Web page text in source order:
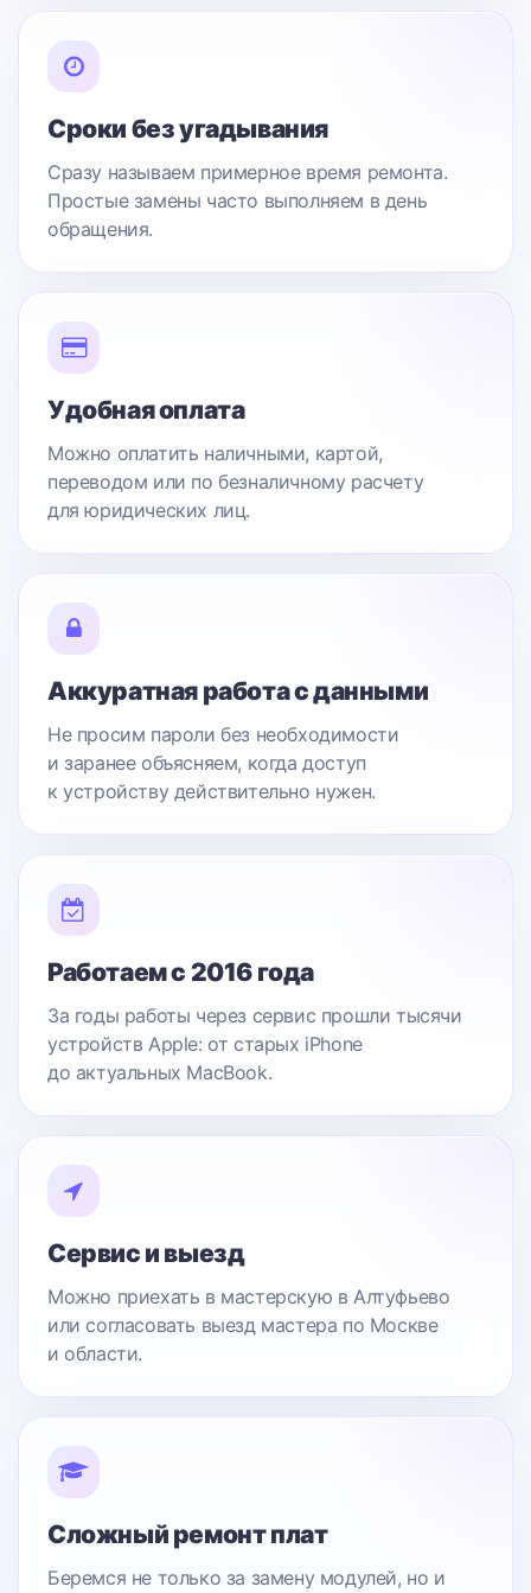
Сроки без угадывания
Сразу называем примерное время ремонта.
Простые замены часто выполняем в день
обращения.
Удобная оплата
Можно оплатить наличными, картой,
переводом или по безналичному расчету
для юридических лиц.
Аккуратная работа с данными
Не просим пароли без необходимости
и заранее объясняем, когда доступ
к устройству действительно нужен.
Работаем с 2016 года
За годы работы через сервис прошли тысячи
устройств Apple: от старых iPhone
до актуальных MacBook.
Сервис и выезд
Можно приехать в мастерскую в Алтуфьево
или согласовать выезд мастера по Москве
и области.
Сложный ремонт плат
Беремся не только за замену модулей, но и